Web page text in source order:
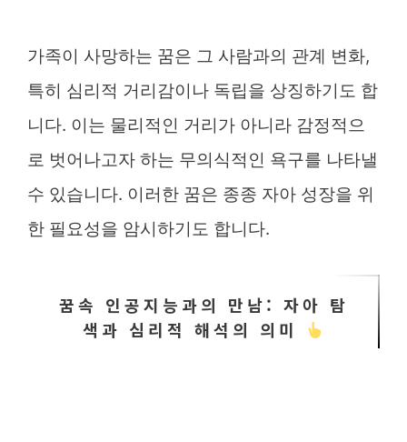
가족이 사망하는 꿈은 그 사람과의 관계 변화,
특히 심리적 거리감이나 독립을 상징하기도 합
니다. 이는 물리적인 거리가 아니라 감정적으
로 벗어나고자 하는 무의식적인 욕구를 나타낼
수 있습니다. 이러한 꿈은 종종 자아 성장을 위
한 필요성을 암시하기도 합니다.
꿈속 인공지능과의 만남: 자아 탐
색과 심리적 해석의 의미